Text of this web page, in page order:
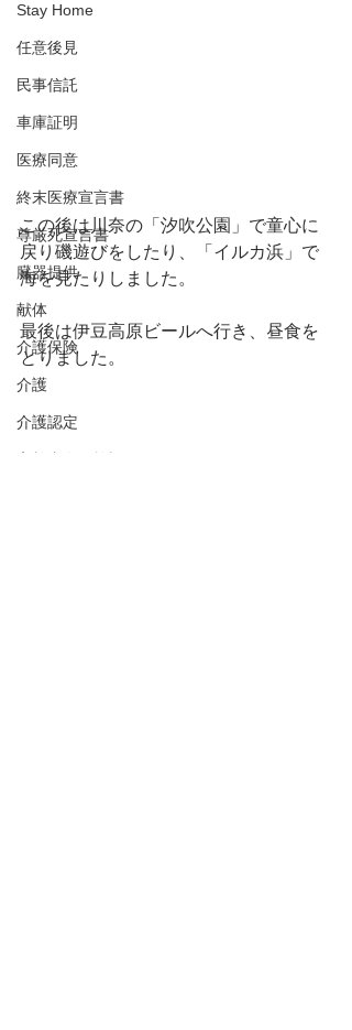
Stay Home
任意後見
民事信託
車庫証明
医療同意
終末医療宣言書
尊厳死宣言書
臓器提供
献体
介護保険
介護
介護認定
この後は川奈の「汐吹公園」で童心に
戻り磯遊びをしたり、「イルカ浜」で
海を見たりしました。
最後は伊豆高原ビールへ行き、昼食を
とりました。